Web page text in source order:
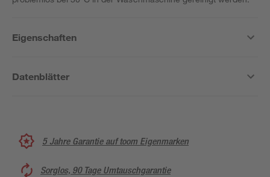
Eigenschaften
Datenblätter
5 Jahre Garantie auf toom Eigenmarken
Sorglos, 90 Tage Umtauschgarantie